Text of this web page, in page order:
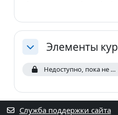
СвернутьЭлементы
Недоступно, пока не выполнены условия: Вы принадлежите к группе
Служба поддержки сайта